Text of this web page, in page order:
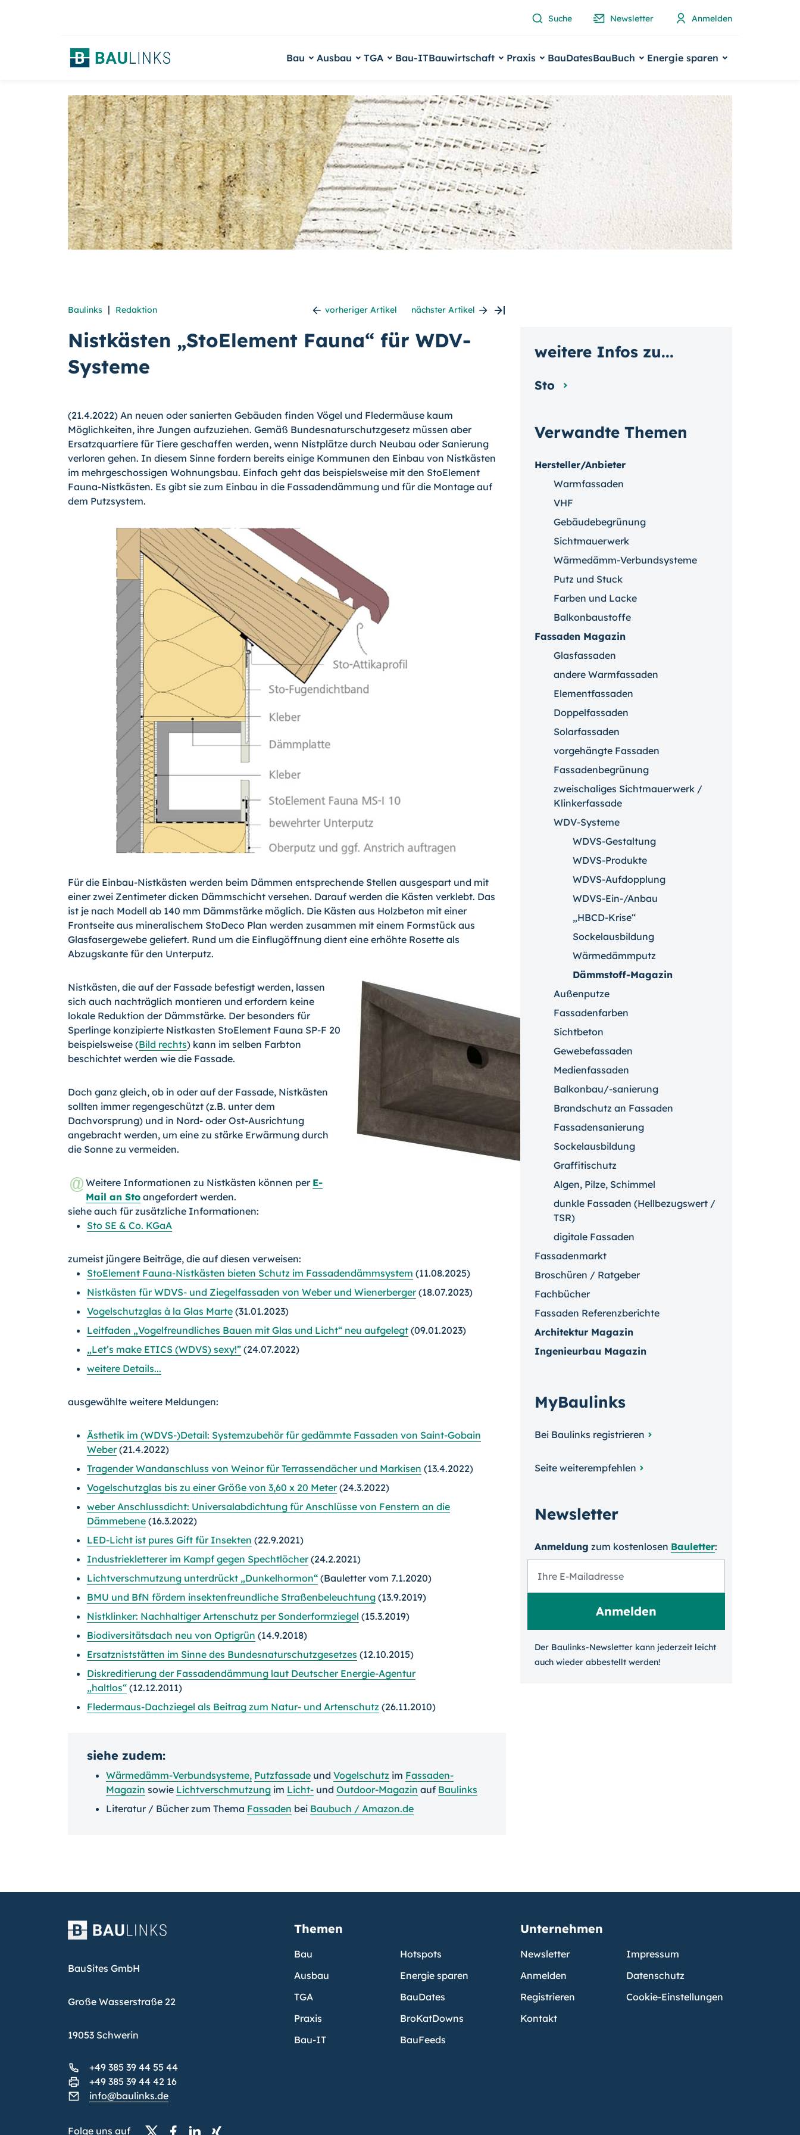
Suche Newsletter Anmelden
Bau Ausbau TGA Bau-ITBauwirtschaft Praxis BauDatesBauBuch Energie sparen
Baulinks | Redaktion vorheriger Artikel nächster Artikel
Nistkästen „StoElement Fauna“ für WDV-
Systeme
(21.4.2022) An neuen oder sanierten Gebäuden finden Vögel und Fledermäuse kaum
Möglichkeiten, ihre Jungen aufzuziehen. Gemäß Bundesnaturschutzgesetz müssen aber
Ersatzquartiere für Tiere geschaffen werden, wenn Nistplätze durch Neubau oder Sanierung
verloren gehen. In diesem Sinne fordern bereits einige Kommunen den Einbau von Nistkästen
im mehrgeschossigen Wohnungsbau. Einfach geht das beispielsweise mit den StoElement
Fauna-Nistkästen. Es gibt sie zum Einbau in die Fassadendämmung und für die Montage auf
dem Putzsystem.
Für die Einbau-Nistkästen werden beim Dämmen entsprechende Stellen ausgespart und mit
einer zwei Zentimeter dicken Dämmschicht versehen. Darauf werden die Kästen verklebt. Das
ist je nach Modell ab 140 mm Dämmstärke möglich. Die Kästen aus Holzbeton mit einer
Frontseite aus mineralischem StoDeco Plan werden zusammen mit einem Formstück aus
Glasfasergewebe geliefert. Rund um die Einflugöffnung dient eine erhöhte Rosette als
Abzugskante für den Unterputz.
Nistkästen, die auf der Fassade befestigt werden, lassen
sich auch nachträglich montieren und erfordern keine
lokale Reduktion der Dämmstärke. Der besonders für
Sperlinge konzipierte Nistkasten StoElement Fauna SP-F 20
beispielsweise (Bild rechts) kann im selben Farbton
beschichtet werden wie die Fassade.
Doch ganz gleich, ob in oder auf der Fassade, Nistkästen
sollten immer regengeschützt (z.B. unter dem
Dachvorsprung) und in Nord- oder Ost-Ausrichtung
angebracht werden, um eine zu stärke Erwärmung durch
die Sonne zu vermeiden.
Weitere Informationen zu Nistkästen können per E-
Mail an Sto angefordert werden.
siehe auch für zusätzliche Informationen:
Sto SE & Co. KGaA
zumeist jüngere Beiträge, die auf diesen verweisen:
StoElement Fauna-Nistkästen bieten Schutz im Fassadendämmsystem (11.08.2025)
Nistkästen für WDVS- und Ziegelfassaden von Weber und Wienerberger(18.07.2023)
Vogelschutzglas à la Glas Marte (31.01.2023)
Leitfaden „Vogelfreundliches Bauen mit Glas und Licht“ neu aufgelegt (09.01.2023)
„Let’s make ETICS (WDVS) sexy!” (24.07.2022)
weitere Details...
ausgewählte weitere Meldungen:
Ästhetik im (WDVS-)Detail: Systemzubehör für gedämmte Fassaden von Saint-Gobain
Weber(21.4.2022)
Tragender Wandanschluss von Weinor für Terrassendächer und Markisen (13.4.2022)
Vogelschutzglas bis zu einer Größe von 3,60 x 20 Meter(24.3.2022)
weber Anschlussdicht: Universalabdichtung für Anschlüsse von Fenstern an die
Dämmebene (16.3.2022)
LED-Licht ist pures Gift für Insekten (22.9.2021)
Industriekletterer im Kampf gegen Spechtlöcher(24.2.2021)
Lichtverschmutzung unterdrückt „Dunkelhormon“ (Bauletter vom 7.1.2020)
BMU und BfN fördern insektenfreundliche Straßenbeleuchtung (13.9.2019)
Nistklinker: Nachhaltiger Artenschutz per Sonderformziegel (15.3.2019)
Biodiversitätsdach neu von Optigrün (14.9.2018)
Ersatzniststätten im Sinne des Bundesnaturschutz­gesetzes (12.10.2015)
Diskreditierung der Fassadendämmung laut Deutscher Energie-Agentur
„haltlos“ (12.12.2011)
Fledermaus-Dachziegel als Beitrag zum Natur- und Artenschutz (26.11.2010)
siehe zudem:
Wärmedämm-Verbundsysteme, Putzfassade und Vogelschutz im Fassaden-
Magazin sowie Lichtverschmutzung im Licht- und Outdoor-Magazin auf Baulinks
Literatur / Bücher zum Thema Fassaden bei Baubuch / Amazon.de
Verwandte Themen
Hersteller/Anbieter
Warmfassaden
VHF
Gebäudebegrünung
Sichtmauerwerk
Wärmedämm-Verbundsysteme
Putz und Stuck
Farben und Lacke
Balkonbaustoffe
Fassaden Magazin
Glasfassaden
andere Warmfassaden
Elementfassaden
Doppelfassaden
Solarfassaden
vorgehängte Fassaden
Fassadenbegrünung
zweischaliges Sichtmauerwerk /
Klinkerfassade
WDV-Systeme
WDVS-Gestaltung
WDVS-Produkte
WDVS-Aufdopplung
WDVS-Ein-/Anbau
„HBCD-Krise“
Sockelausbildung
Wärmedämmputz
Dämmstoff-Magazin
Außenputze
Fassadenfarben
Sichtbeton
Gewebefassaden
Medienfassaden
Balkonbau/-sanierung
Brandschutz an Fassaden
Fassadensanierung
Sockelausbildung
Graffitischutz
Algen, Pilze, Schimmel
dunkle Fassaden (Hellbezugswert /
TSR)
digitale Fassaden
Fassadenmarkt
Broschüren / Ratgeber
Fachbücher
Fassaden Referenzberichte
Architektur Magazin
Ingenieurbau Magazin
MyBaulinks
Bei Baulinks registrieren
Seite weiterempfehlen
Newsletter
Anmeldung zum kosten­losen Bauletter:
Der Baulinks-Newsletter kann jeder­zeit leicht
auch wieder ab­bestellt werden!
weitere Infos zu...
Sto
BauSites GmbH
Große Wasserstraße 22
19053 Schwerin
+49 385 39 44 55 44
+49 385 39 44 42 16
info@baulinks.de
Folge uns auf
Themen
Bau
Ausbau
TGA
Praxis
Bau-IT
Hotspots
Energie sparen
BauDates
BroKatDowns
BauFeeds
Unternehmen
Newsletter
Anmelden
Registrieren
Kontakt
Impressum
Datenschutz
Cookie-Einstellungen